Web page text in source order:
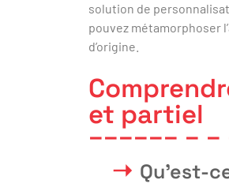
solution de
pouvez métamorphoser
d’origine.
et partiel
Qu’est-